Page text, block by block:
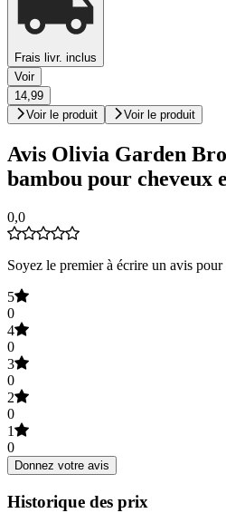
Frais livr. inclus
Voir
14,99
Voir le produit
Voir le produit
Avis Olivia Garden
bambou pour cheveux
0,0
Soyez le premier à écrire un avis
5
0
4
0
3
0
2
0
1
0
Donnez votre avis
Historique des prix